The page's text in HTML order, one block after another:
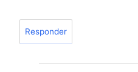
Responder